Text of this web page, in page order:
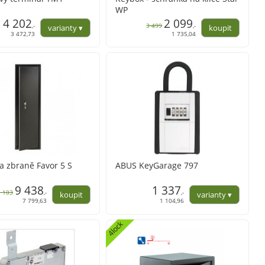
4 202,-
3 472,73
WP
3 499 2 099,-
1 735,04
zbraně Favor 5 S
103 9 438,-
7 799,63
ABUS KeyGarage 797
1 337,-
1 104,96
4lock